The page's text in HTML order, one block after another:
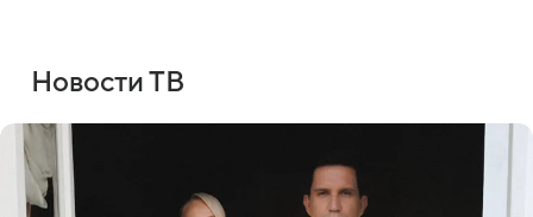
Новости ТВ